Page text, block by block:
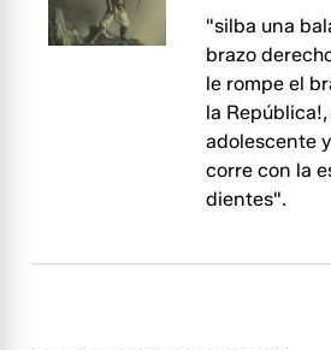
"silba una
brazo
le rompe el
la
adolescente
corre con la
dientes".